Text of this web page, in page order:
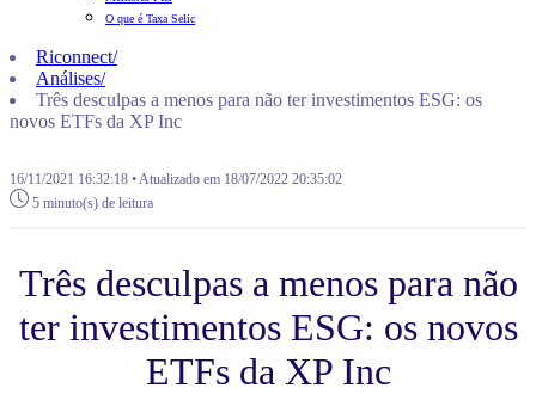
O que é Taxa Selic
Riconnect/
Análises/
Três desculpas a menos para não ter investimentos ESG: os
novos ETFs da XP Inc
16/11/2021 16:32:18 • Atualizado em 18/07/2022 20:35:02
5 minuto(s) de leitura
Três desculpas a menos para não
ter investimentos ESG: os novos
ETFs da XP Inc